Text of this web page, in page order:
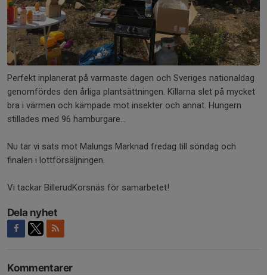
Perfekt inplanerat på varmaste dagen och Sveriges nationaldag
genomfördes den årliga plantsättningen. Killarna slet på mycket
bra i värmen och kämpade mot insekter och annat. Hungern
stillades med 96 hamburgare...
Nu tar vi sats mot Malungs Marknad fredag till söndag och
finalen i lottförsäljningen.
Vi tackar BillerudKorsnäs för samarbetet!
Dela nyhet
Kommentarer